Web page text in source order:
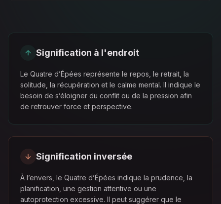
Signification à l'endroit
Le Quatre d’Épées représente le repos, le retrait, la
solitude, la récupération et le calme mental. Il indique le
besoin de s’éloigner du conflit ou de la pression afin
de retrouver force et perspective.
Signification inversée
À l’envers, le Quatre d’Épées indique la prudence, la
planification, une gestion attentive ou une
autoprotection excessive. Il peut suggérer que le